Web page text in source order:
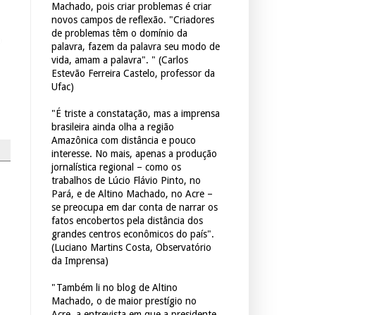
Machado, pois criar problemas é criar
novos campos de reflexão. "Criadores
de problemas têm o domínio da
palavra, fazem da palavra seu modo de
vida, amam a palavra". " (Carlos
Estevão Ferreira Castelo, professor da
Ufac)
"É triste a constatação, mas a imprensa
brasileira ainda olha a região
Amazônica com distância e pouco
interesse. No mais, apenas a produção
jornalística regional – como os
trabalhos de Lúcio Flávio Pinto, no
Pará, e de Altino Machado, no Acre –
se preocupa em dar conta de narrar os
fatos encobertos pela distância dos
grandes centros econômicos do país".
(Luciano Martins Costa, Observatório
da Imprensa)
"Também li no blog de Altino
Machado, o de maior prestígio no